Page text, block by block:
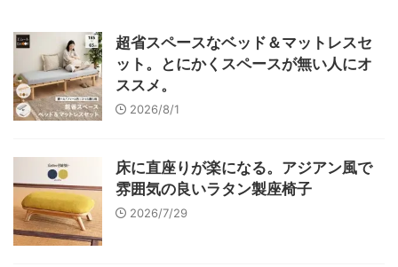
超省スペースなベッド＆マットレスセ
ット。とにかくスペースが無い人にオ
ススメ。
2026/8/1
床に直座りが楽になる。アジアン風で
雰囲気の良いラタン製座椅子
2026/7/29